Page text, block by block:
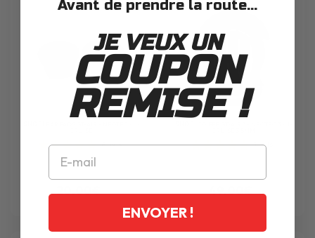
8avis
20.00€
1avis
49.00€
Avant de prendre la route...
JE VEUX UN
COUPON
REMISE !
ENVOYER !